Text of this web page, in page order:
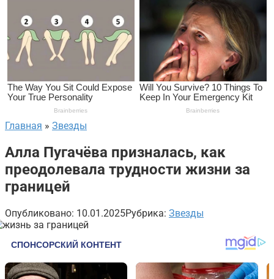
Главная » Звезды
Алла Пугачёва призналась, как
преодолевала трудности жизни за
границей
Опубликовано: 10.01.2025Рубрика: Звезды